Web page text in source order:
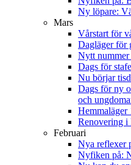
Ny löpare:
Mars
Vårstart för
Dagläger för
Nytt
Dags för
Nu börjar
Dags för ny
och
Hemmaläger
Renovering i
Februari
Nya reflexer
Nyfiken på: